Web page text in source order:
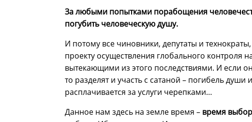
За любыми попытками порабощения
погубить человеческую душу.
И потому все чиновники, депутаты и
проекту осуществления глобального контроля
вытекающими из этого последствиями. И если
то разделят и участь с сатаной – погибель
расплачивается за услуги черепками…
Данное нам здесь на земле время – время